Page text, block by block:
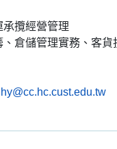
攬經營管理
倉儲管理實務、客